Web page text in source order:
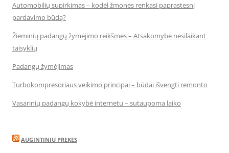
Automobilių supirkimas – kodėl žmonės renkasi paprastesnį
pardavimo būdą?
Žieminių padangų žymėjimo reikšmės – Atsakomybė nesilaikant
taisyklių
Padangų žymėjimas
Turbokompresoriaus veikimo principai – būdai išvengti remonto
Vasarinių padangų kokybė internetu – sutaupoma laiko
AUGINTINIU PREKES